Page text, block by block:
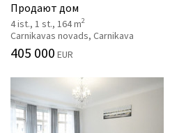
Продают дом
4 ist., 1 st., 164 m2
Carnikavas novads, Carnikava
405 000 EUR